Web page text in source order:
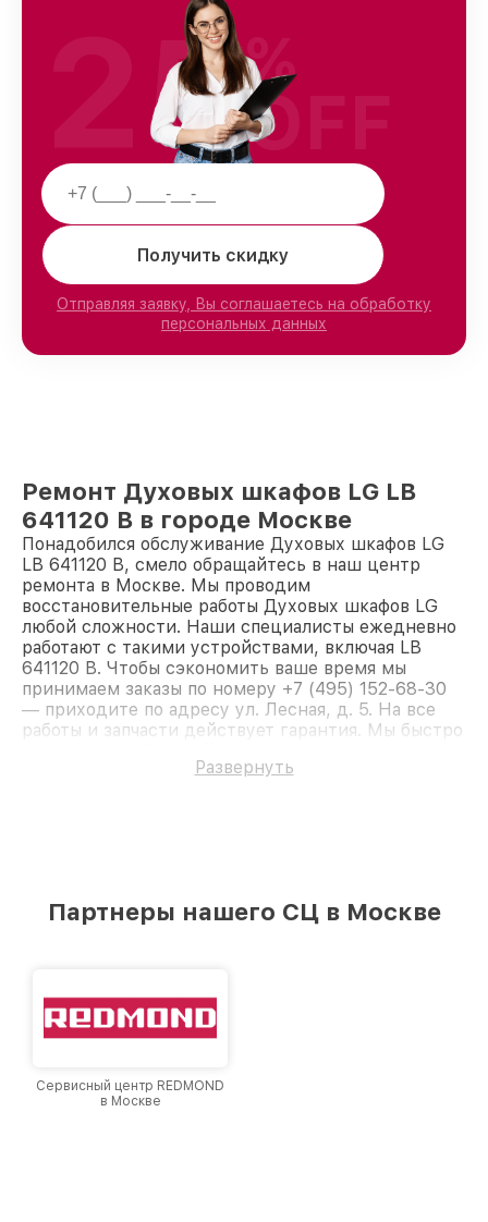
Получить скидку
Отправляя заявку, Вы соглашаетесь на обработку
персональных данных
25%
OFF
Ремонт Духовых шкафов LG LB
641120 B в городе Москве
Понадобился обслуживание Духовых шкафов LG
LB 641120 B, смело обращайтесь в наш центр
ремонта в Москве. Мы проводим
восстановительные работы Духовых шкафов LG
любой сложности. Наши специалисты ежедневно
работают с такими устройствами, включая LB
641120 B. Чтобы сэкономить ваше время мы
принимаем заказы по номеру +7 (495) 152-68-30
— приходите по адресу ул. Лесная, д. 5. На все
работы и запчасти действует гарантия. Мы быстро
Развернуть
Партнеры нашего СЦ в Москве
Сервисный центр REDMOND
в Москве